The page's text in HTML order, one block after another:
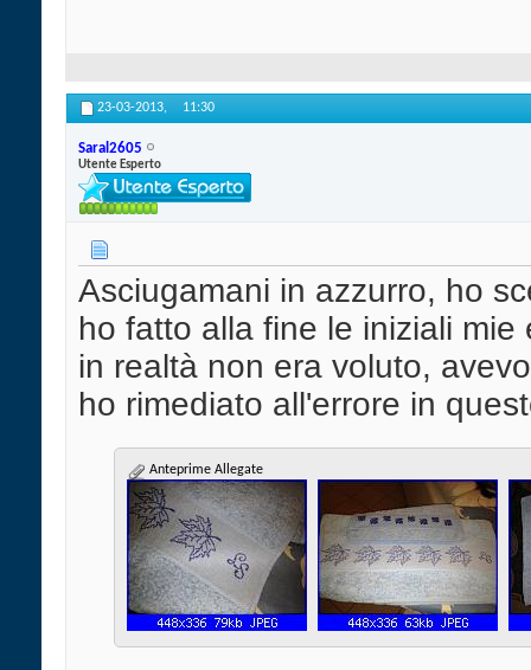
23-03-2013, 11:30
Saral2605
Utente Esperto
Asciugamani in azzurro, ho
ho fatto alla fine le iniziali mie
in realtà non era voluto,
ho rimediato all'errore in
Anteprime Allegate